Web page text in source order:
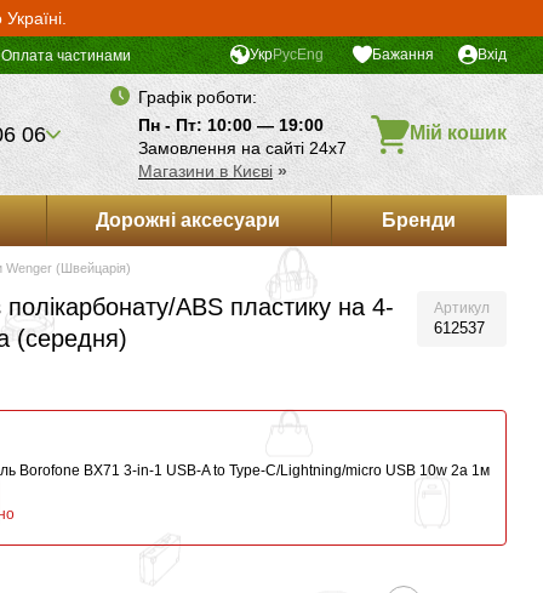
Оплата частинами УкрРусEng Бажання Вхід
06
Графік роботи:
Пн - Пт: 10:00 — 19:00
Замовлення на сайті 24х7
Магазини в Києві »
Мій кошик
Дорожні аксесуари Бренди
Wenger (Швейцарія)
ABS пластику на 4-
(середня)
Артикул
612537
Borofone BX71 3-in-1 USB-A to Type-C/Lightning/micro USB 10w 2a 1м